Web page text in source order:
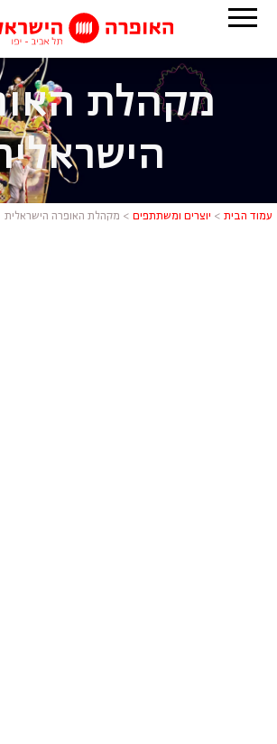
מקהלת
עמוד הבית > יוצרים ומשתתפים > מקהלת האופרה הישראלית